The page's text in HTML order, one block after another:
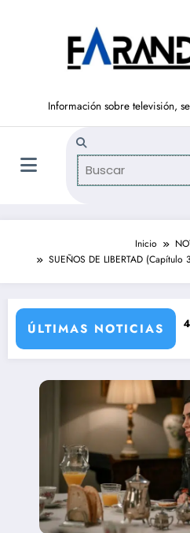
Información sobre televisión,
Inicio
SUEÑOS DE LIBERTAD
ÚLTIMAS NOTICIAS
LIBERTAD’ (del 10 al 14de